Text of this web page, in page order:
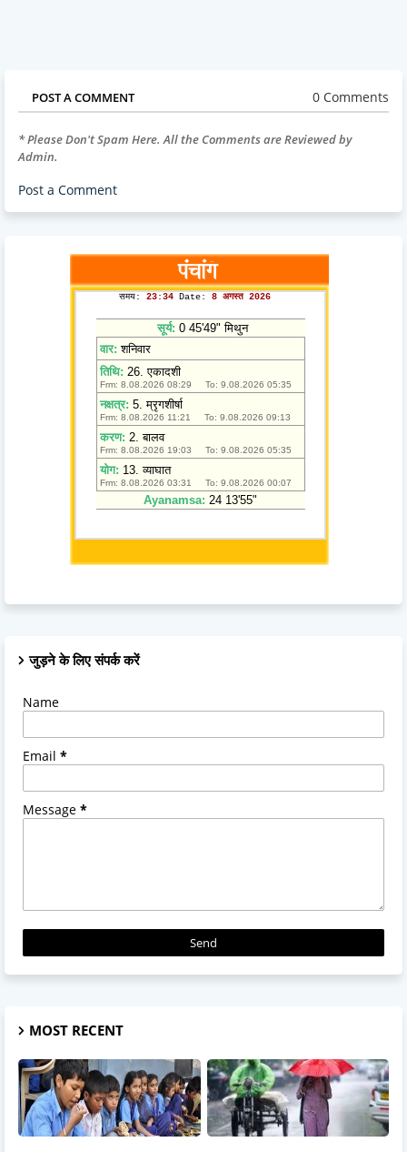
POST A COMMENT 0 Comments
* Please Don't Spam Here. All the Comments are Reviewed by
Admin.
Post a Comment
जुड़ने के लिए संपर्क करें
Name
Email *
Message *
MOST RECENT